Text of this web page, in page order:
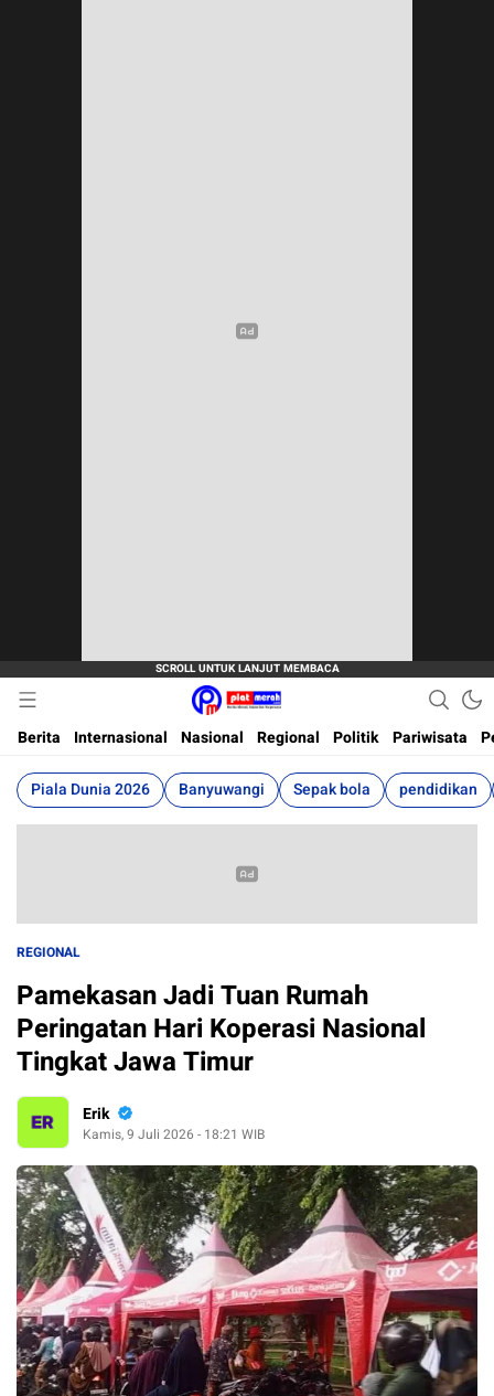
Plat Merah
Berita Terkini, Akurat, Terpercaya Dan Cepat
Berita
Internasional Nasional Regional Politik Pariwisata
Piala Dunia 2026 Banyuwangi Sepak bola pendidikan
REGIONAL
Pamekasan Jadi Tuan Rumah
Peringatan Hari Koperasi Nasional
Tingkat Jawa Timur
Erik
Kamis, 9 Juli 2026 - 18:21 WIB